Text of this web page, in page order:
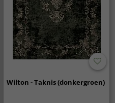
Wilton - Taknis (donkergroen)